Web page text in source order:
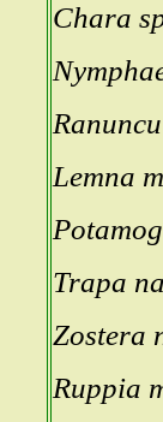
Chara
Lemna
Trapa
Zostera
Ruppia